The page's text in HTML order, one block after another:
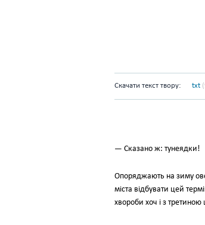
Скачати текст твору: txt
— Сказано ж: тунеядки!
Опоряджають на зиму
міста відбувати цей
хвороби хоч і з